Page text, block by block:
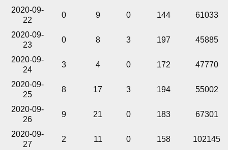
2020-09-
22
0 9 0 144 61033
2020-09-
23
0 8 3 197 45885
2020-09-
24
3 4 0 172 47770
2020-09-
25
8 17 3 194 55002
2020-09-
26
9 21 0 183 67301
2020-09-
27
2 11 0 158 102145